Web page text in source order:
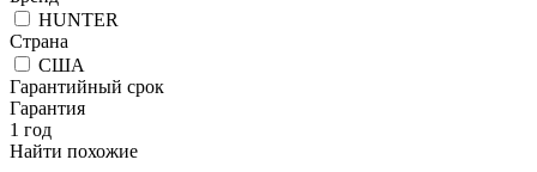
HUNTER
Страна
США
Гарантийный срок
Гарантия
1 год
Найти похожие